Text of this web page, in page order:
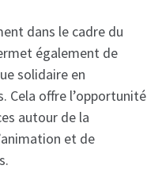
dans le cadre du
également de
solidaire en
Cela offre l’opportunité
autour de la
et de